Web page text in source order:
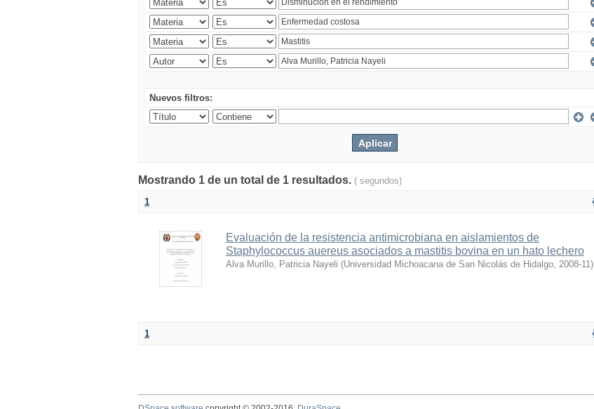
Nuevos filtros:
Mostrando 1 de un total de 1 resultados. ( segundos)
1
Evaluación de la resistencia antimicrobiana en aislamientos de
Staphylococcus auereus asociados a mastitis bovina en un hato lechero
Alva Murillo, Patricia Nayeli (Universidad Michoacana de San Nicolás de Hidalgo, 2008-11)
1